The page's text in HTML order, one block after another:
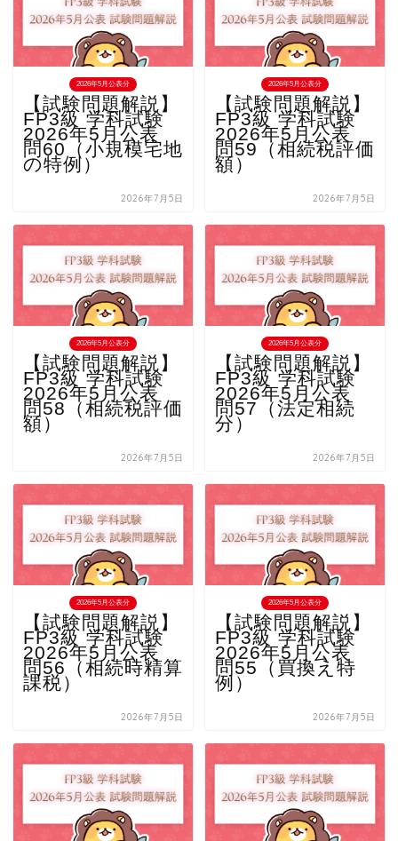
2026年5月公表分
【試験問題解説】
FP3級 学科試験
2026年5月公表
問60（小規模宅地
の特例）
2026年7月5日
2026年5月公表分
【試験問題解説】
FP3級 学科試験
2026年5月公表
問59（相続税評価
額）
2026年7月5日
2026年5月公表分
【試験問題解説】
FP3級 学科試験
2026年5月公表
問58（相続税評価
額）
2026年7月5日
2026年5月公表分
【試験問題解説】
FP3級 学科試験
2026年5月公表
問57（法定相続
分）
2026年7月5日
2026年5月公表分
【試験問題解説】
FP3級 学科試験
2026年5月公表
問56（相続時精算
課税）
2026年7月5日
2026年5月公表分
【試験問題解説】
FP3級 学科試験
2026年5月公表
問55（買換え特
例）
2026年7月5日